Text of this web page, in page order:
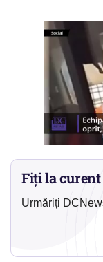
Fiți la
Urmăriți